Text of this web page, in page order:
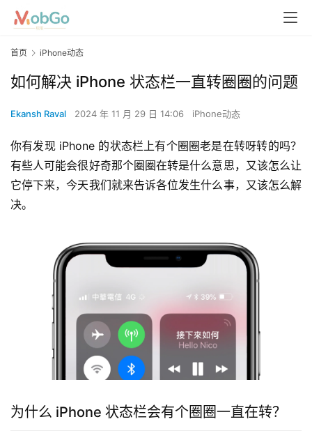
首页 iPhone动态
如何解决 iPhone 状态栏一直转圈圈的问题
Ekansh Raval 2024 年 11 月 29 日 14:06 iPhone动态
你有发现 iPhone 的状态栏上有个圈圈老是在转呀转的吗？
有些人可能会很好奇那个圈圈在转是什么意思，又该怎么让
它停下来，今天我们就来告诉各位发生什么事，又该怎么解
决。
为什么 iPhone 状态栏会有个圈圈一直在转？